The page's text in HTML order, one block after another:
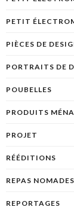
PETIT
PIÈCES DE
PORTRAITS DE
POUBELLES
PRODUITS
PROJET
RÉÉDITIONS
REPAS
REPORTAGES